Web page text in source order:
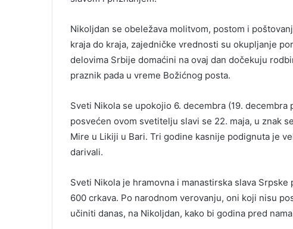
Nikoljdan se obeležava molitvom, postom i
kraja do kraja, zajedničke vrednosti su okupljanje
delovima Srbije domaćini na ovaj dan dočekuju
praznik pada u vreme Božićnog posta.
Sveti Nikola se upokojio 6. decembra (19.
posvećen ovom svetitelju slavi se 22. maja, u znak
Mire u Likiji u Bari. Tri godine kasnije podignuta je
darivali.
Sveti Nikola je hramovna i manastirska slava
600 crkava. Po narodnom verovanju, oni koji nisu
učiniti danas, na Nikoljdan, kako bi godina pred